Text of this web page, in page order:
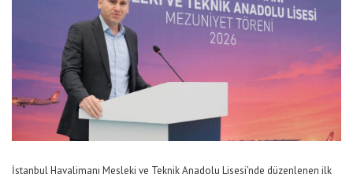
İstanbul Havalimanı Mesleki ve Teknik Anadolu Lisesi’nde düzenlenen ilk